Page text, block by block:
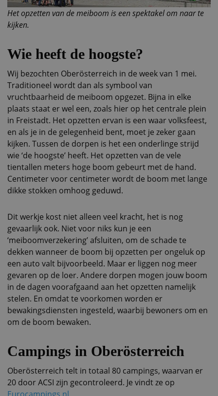
Het opzetten van de meiboom is een spektakel om naar te
kijken.
Wie heeft de hoogste?
Wij bezochten Oberösterreich in de week van 1 mei.
Traditioneel wordt dan als symbool van
vruchtbaarheid de meiboom opgezet. Bijna in elke
plaats staat er wel een, zoals hier op het centrale plein
in Freistadt. Het opzetten ervan is een waar volksfeest,
en als je in de gelegenheid bent, moet je zeker gaan
kijken. Tussen de dorpen is het een onderlinge strijd
wie ‘de hoogste’ heeft. Het opzetten van de vele
tientallen meters hoge boom gebeurt met de hand.
Centimeter voor centimeter wordt de boom met lange
dikke stokken omhoog geduwd.
Dit werkje kost niet alleen veel kracht, het is nog
gevaarlijk ook. Niet voor niks kun je een
‘meiboomverzekering’ afsluiten, om de schade te
dekken wanneer de boom bij opzetten per ongeluk op
een auto valt bijvoorbeeld. Maar er liggen nog meer
gevaren op de loer. Andere dorpen mogen jouw boom
in de dagen voorafgaand aan het opzetten namelijk
stelen. En omdat te voorkomen worden er
bewakingsdiensten ingesteld, waarbij bewoners om en
om de boom bewaken.
Campings in Oberösterreich
Oberösterreich telt in totaal 80 campings, waarvan er
20 door ACSI zijn gecontroleerd. Je vindt ze op